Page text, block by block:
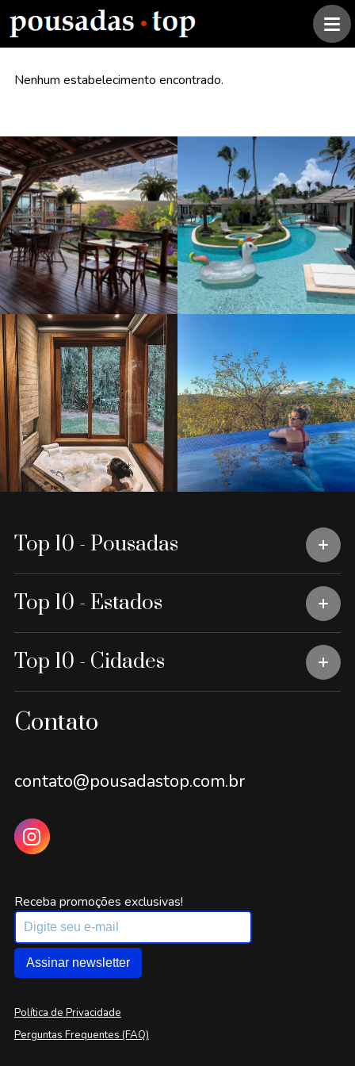
Nenhum estabelecimento encontrado.
Top 10 - Pousadas
Top 10 - Estados
Top 10 - Cidades
Contato
contato@pousadastop.com.br
Receba promoções exclusivas!
Assinar newsletter
Política de Privacidade
Perguntas Frequentes (FAQ)